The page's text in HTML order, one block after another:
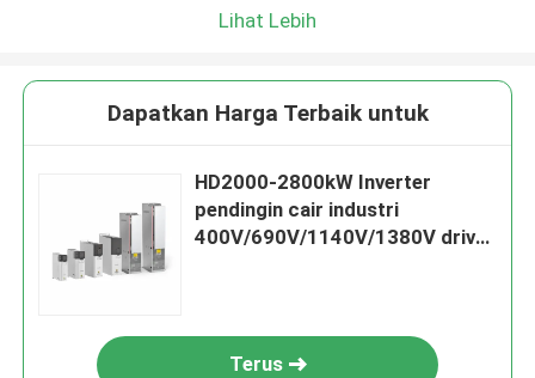
Lihat Lebih
Dapatkan Harga Terbaik untuk
HD2000-2800kW Inverter
pendingin cair industri
400V/690V/1140V/1380V drive
Terus